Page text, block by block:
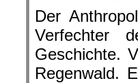
Der
Verfechter
Geschichte.
Regenwald.